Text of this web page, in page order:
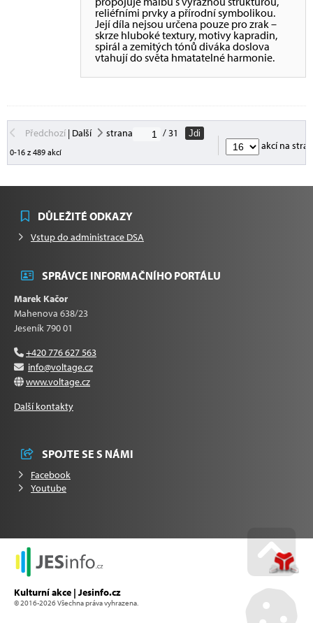
reliéfními prvky a přírodní symbolikou.
Její díla nejsou určena pouze pro zrak –
skrze hluboké textury, motivy kapradin,
spirál a zemitých tónů diváka doslova
vtahují do světa hmatatelné harmonie.
Předchozí| Další strana / 31
Jdi
0-16 z 489 akcí
akcí na
DŮLEŽITÉ ODKAZY
Vstup do administrace DSA
SPRÁVCE INFORMAČNÍHO PORTÁLU
Marek Kačor
Mahenova 638/23
Jeseník 790 01
+420 776 627 563
info@voltage.cz
www.voltage.cz
Další kontakty
SPOJTE SE S NÁMI
Facebook
Youtube
Kulturní akce | Jesinfo.cz
© 2016-2026 Všechna práva vyhrazena. Go